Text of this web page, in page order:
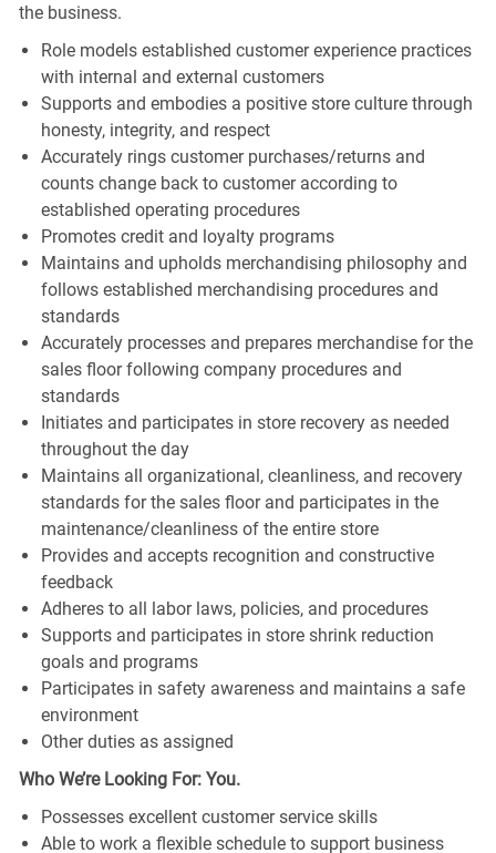
the business.
Role models established customer experience practices
with internal and external customers
Supports and embodies a positive store culture through
honesty, integrity, and respect
Accurately rings customer purchases/returns and
counts change back to customer according to
established operating procedures
Promotes credit and loyalty programs
Maintains and upholds merchandising philosophy and
follows established merchandising procedures and
standards
Accurately processes and prepares merchandise for the
sales floor following company procedures and
standards
Initiates and participates in store recovery as needed
throughout the day
Maintains all organizational, cleanliness, and recovery
standards for the sales floor and participates in the
maintenance/cleanliness of the entire store
Provides and accepts recognition and constructive
feedback
Adheres to all labor laws, policies, and procedures
Supports and participates in store shrink reduction
goals and programs
Participates in safety awareness and maintains a safe
environment
Other duties as assigned
Who We’re Looking For: You.
Possesses excellent customer service skills
Able to work a flexible schedule to support business